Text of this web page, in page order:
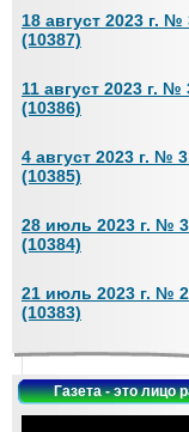
18 август 2023 г. №
(10387)
11 август 2023 г. №
(10386)
4 август 2023 г. №
(10385)
28 июль 2023 г. №
(10384)
21 июль 2023 г. №
(10383)
Газета - это лицо